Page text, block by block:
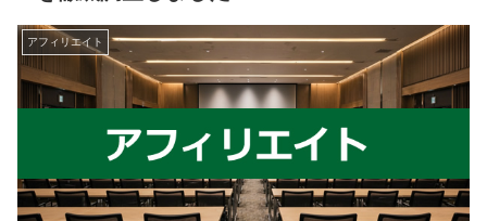
アフィリエイト